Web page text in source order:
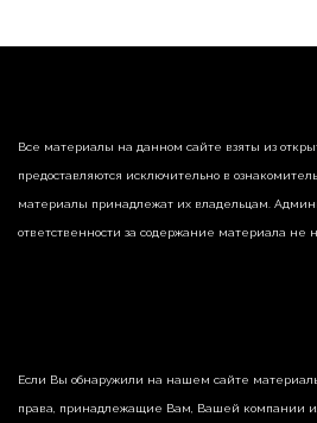
Все материалы на данном сайте взяты из
предоставляются исключительно в
материалы принадлежат их владельцам.
ответственности за содержание материала не
Если Вы обнаружили на нашем сайте
права, принадлежащие Вам, Вашей компании